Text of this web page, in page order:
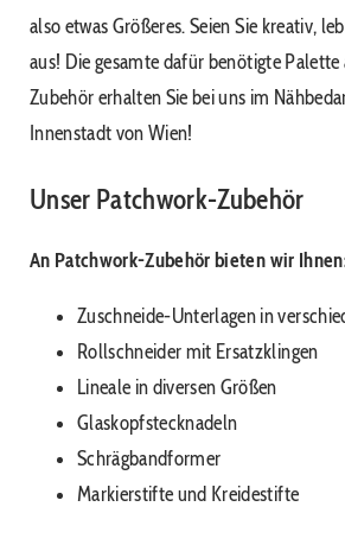
also etwas Größeres. Seien Sie kreativ,
aus! Die gesamte dafür benötigte
Zubehör erhalten Sie bei uns im
Innenstadt von Wien!
Unser Patchwork-Zubehör
An Patchwork-Zubehör bieten wir
Zuschneide-Unterlagen in
Rollschneider mit Ersatzklingen
Lineale in diversen Größen
Glaskopfstecknadeln
Schrägbandformer
Markierstifte und Kreidestifte